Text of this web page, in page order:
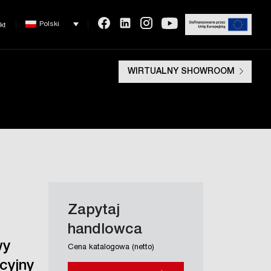
Polski
WIRTUALNY SHOWROOM
Zapytaj
handlowca
Cena katalogowa (netto)